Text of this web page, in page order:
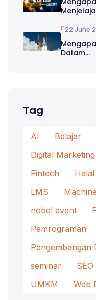
22 June
Dalam...
Tag
AI Belajar
Digital Marketing
Fintech
Halal
LMS
nobel event
Pemrograman
Pengembangan
seminar
SEO
UMKM
Web